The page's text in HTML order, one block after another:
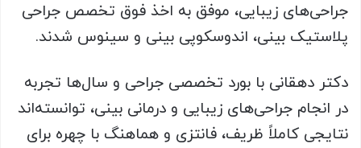
جراحی‌های زیبایی، موفق به اخذ فوق تخصص جراحی
پلاستیک بینی، اندوسکوپی بینی و سینوس شدند.
دکتر دهقانی با بورد تخصصی جراحی و سال‌ها تجربه
در انجام جراحی‌های زیبایی و درمانی بینی، توانسته‌اند
نتایجی کاملاً ظریف، فانتزی و هماهنگ با چهره برای